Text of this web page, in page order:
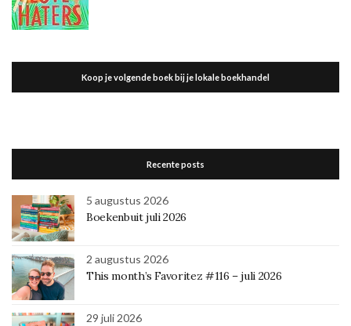
Koop je volgende boek bij je lokale boekhandel
Recente posts
5 augustus 2026
Boekenbuit juli 2026
2 augustus 2026
This month’s Favoritez #116 – juli 2026
29 juli 2026